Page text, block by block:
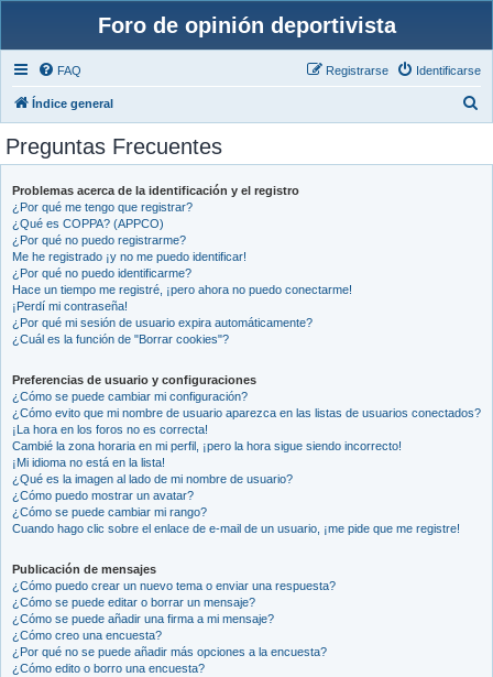
Foro de opinión deportivista
FAQ Identificarse
Registrarse
Índice general
Preguntas Frecuentes
Problemas acerca de la identificación y el registro
¿Por qué me tengo que registrar?
¿Qué es COPPA? (APPCO)
¿Por qué no puedo registrarme?
Me he registrado ¡y no me puedo identificar!
¿Por qué no puedo identificarme?
Hace un tiempo me registré, ¡pero ahora no puedo conectarme!
¡Perdí mi contraseña!
¿Por qué mi sesión de usuario expira automáticamente?
¿Cuál es la función de "Borrar cookies"?
Preferencias de usuario y configuraciones
¿Cómo se puede cambiar mi configuración?
¿Cómo evito que mi nombre de usuario aparezca en las listas de usuarios conectados?
¡La hora en los foros no es correcta!
Cambié la zona horaria en mi perfil, ¡pero la hora sigue siendo incorrecto!
¡Mi idioma no está en la lista!
¿Qué es la imagen al lado de mi nombre de usuario?
¿Cómo puedo mostrar un avatar?
¿Cómo se puede cambiar mi rango?
Cuando hago clic sobre el enlace de e-mail de un usuario, ¡me pide que me registre!
Publicación de mensajes
¿Cómo puedo crear un nuevo tema o enviar una respuesta?
¿Cómo se puede editar o borrar un mensaje?
¿Cómo se puede añadir una firma a mi mensaje?
¿Cómo creo una encuesta?
¿Por qué no se puede añadir más opciones a la encuesta?
¿Cómo edito o borro una encuesta?